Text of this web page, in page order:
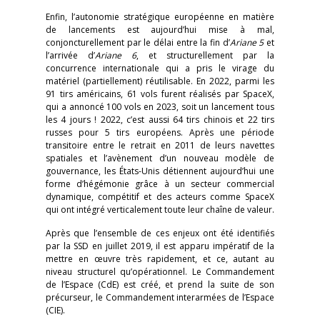
Enfin, l’autonomie stratégique européenne en matière
de lancements est aujourd’hui mise à mal,
conjoncturellement par le délai entre la fin d’Ariane 5 et
l’arrivée d’Ariane 6, et structurellement par la
concurrence internationale qui a pris le virage du
matériel (partiellement) réutilisable. En 2022, parmi les
91 tirs américains, 61 vols furent réalisés par SpaceX,
qui a annoncé 100 vols en 2023, soit un lancement tous
les 4 jours ! 2022, c’est aussi 64 tirs chinois et 22 tirs
russes pour 5 tirs européens. Après une période
transitoire entre le retrait en 2011 de leurs navettes
spatiales et l’avènement d’un nouveau modèle de
gouvernance, les États-Unis détiennent aujourd’hui une
forme d’hégémonie grâce à un secteur commercial
dynamique, compétitif et des acteurs comme SpaceX
qui ont intégré verticalement toute leur chaîne de valeur.
Après que l’ensemble de ces enjeux ont été identifiés
par la SSD en juillet 2019, il est apparu impératif de la
mettre en œuvre très rapidement, et ce, autant au
niveau structurel qu’opérationnel. Le Commandement
de l’Espace (CdE) est créé, et prend la suite de son
précurseur, le Commandement interarmées de l’Espace
(CIE).